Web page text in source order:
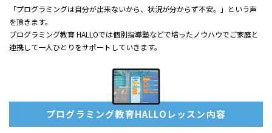
「プログラミングは自分が出来ないから、状況が分からず不安。」という声
を頂きます。
プログラミング教育 HALLOでは個別指導塾などで培ったノウハウでご家庭と
連携して一人ひとりをサポートしていきます。
プログラミング教育HALLOレッスン内容